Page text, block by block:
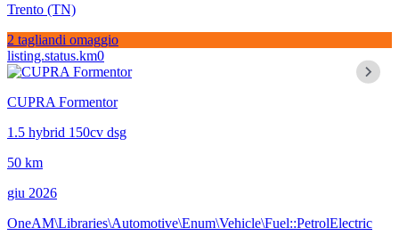
Trento (TN)
2 tagliandi omaggio
listing.status.km0
CUPRA Formentor
1.5 hybrid 150cv dsg
50 km
giu 2026
OneAM\Libraries\Automotive\Enum\Vehicle\Fuel::PetrolElectric